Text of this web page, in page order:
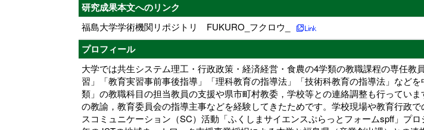
研究成果本文へのリンク
福島大学学術機関リポジトリ FUKURO_フクロウ_
プロフィール
大学では共生システム理工・行政政策・経済経営・食農の4学類の教職課程の専任
習」「教育実習事前事後指導」「理科教育の指導法」「技術科教育の指導法」など
類」の教職科目の担当教員の支援や県市町村教委，学校等との連絡調整も行って
の教諭，教育委員会の指導主事などを経験してきたためです。学校現場や教育行
スコミュニケーション（SC）活動「ふくしまサイエンスぷらっとフォームspff」プ